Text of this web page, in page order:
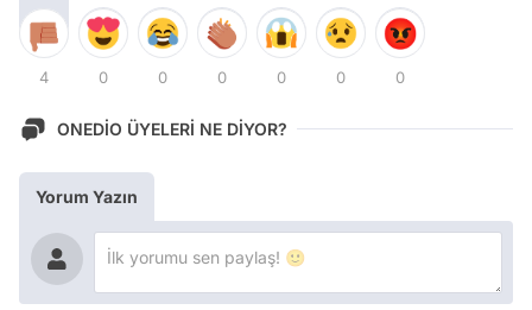
4 0 0 0 0 0 0
ONEDİO ÜYELERİ NE DİYOR?
Yorum Yazın